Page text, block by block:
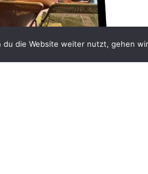
du die Website weiter nutzt, gehen